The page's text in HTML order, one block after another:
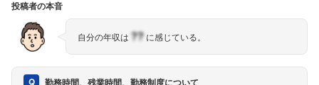
投稿者の本音
自分の年収は ??に感じている。
勤務時間、残業時間、勤務制度について